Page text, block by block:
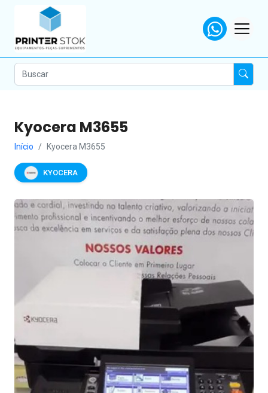
Kyocera M3655
Início Kyocera M3655
KYOCERA